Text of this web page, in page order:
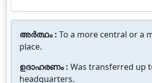
അർത്ഥം : To a more central or a
place.
ഉദാഹരണം : Was transferred up
headquarters.